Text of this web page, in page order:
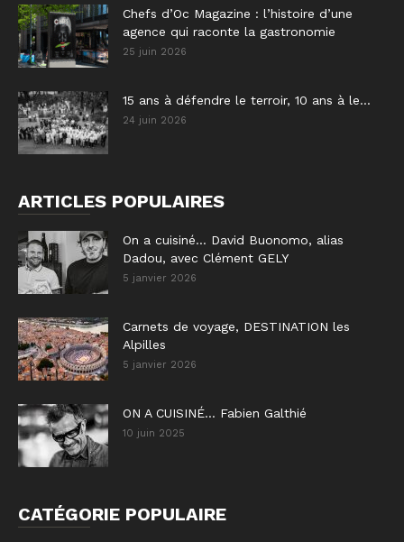
Chefs d’Oc Magazine : l’histoire d’une
agence qui raconte la gastronomie
25 juin 2026
15 ans à défendre le terroir, 10 ans à le...
24 juin 2026
ARTICLES POPULAIRES
On a cuisiné… David Buonomo, alias
Dadou, avec Clément GELY
5 janvier 2026
Carnets de voyage, DESTINATION les
Alpilles
5 janvier 2026
ON A CUISINÉ… Fabien Galthié
10 juin 2025
CATÉGORIE POPULAIRE